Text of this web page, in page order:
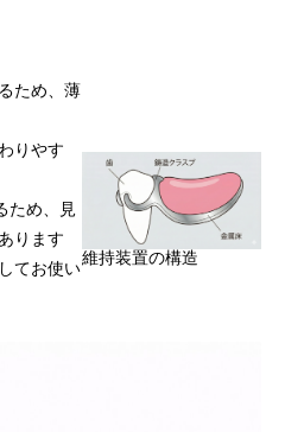
ため、薄
りやす
ため、見
ります
てお使い
維持装置の構造